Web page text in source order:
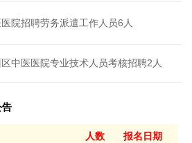
院招聘劳务派遣工作人员6人
中医医院专业技术人员考核招聘2人
告
人数 报名日期